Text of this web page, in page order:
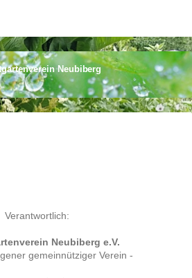
Neubiberg
Verantwortlich:
Neubiberg e.V.
gemeinnütziger Verein -